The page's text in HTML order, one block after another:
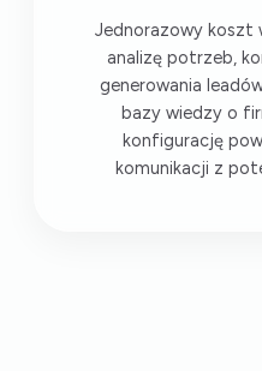
Jednorazowy
analizę potrzeb,
generowania
bazy wiedzy o
konfigurację
komunikacji z